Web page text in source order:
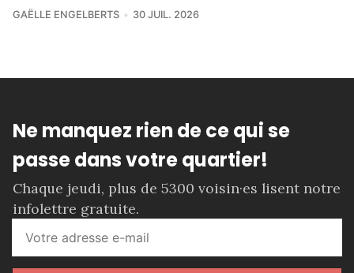
GAËLLE ENGELBERTS 30 JUIL. 2026
Ne manquez rien de ce qui se
passe dans votre quartier!
Chaque jeudi, plus de 5300 voisin·es lisent notre
infolettre gratuite.